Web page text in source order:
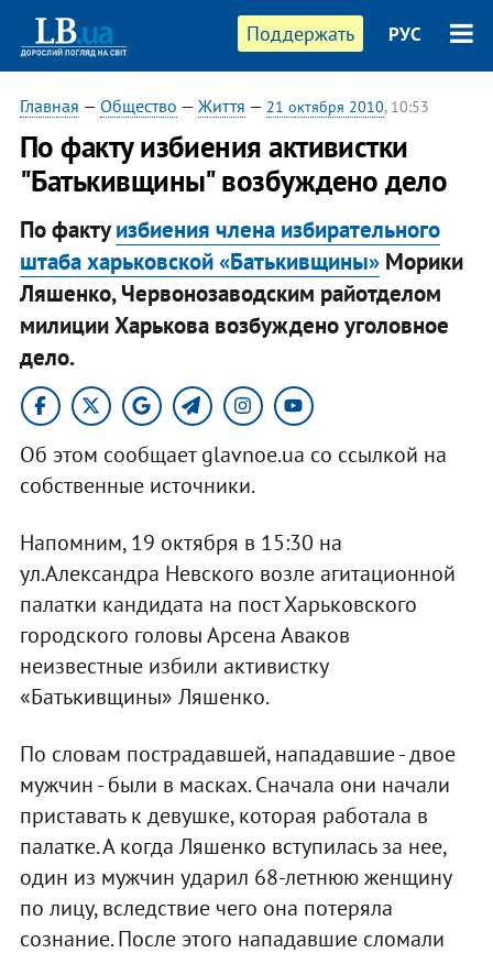
Поддержать РУС
Главная — Общество — Життя — 21 октября 2010, 10:53
По факту избиения активистки
"Батькивщины" возбуждено дело
По фактуизбиения члена избирательного
штаба харьковской «Батькивщины»Морики
Ляшенко, Червонозаводским райотделом
милиции Харькова возбуждено уголовное
дело.
Об этом сообщает glavnoe.ua со ссылкой на
собственные источники.
Напомним, 19 октября в 15:30 на
ул.Александра Невского возле агитационной
палатки кандидата на пост Харьковского
городского головы Арсена Аваков
неизвестные избили активистку
«Батькивщины» Ляшенко.
По словам пострадавшей, нападавшие - двое
мужчин - были в масках. Сначала они начали
приставать к девушке, которая работала в
палатке. А когда Ляшенко вступилась за нее,
один из мужчин ударил 68-летнюю женщину
по лицу, вследствие чего она потеряла
сознание. После этого нападавшие сломали